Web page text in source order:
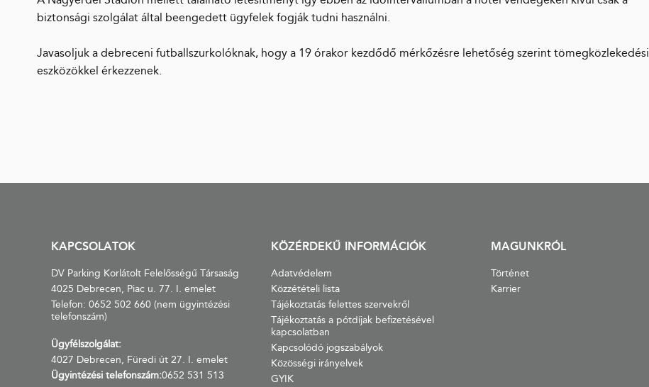
biztonsági szolgálat által beengedett ügyfelek fogják tudni használni.
Javasoljuk a debreceni futballszurkolóknak, hogy a 19 órakor kezdődő mérkőzésre lehetőség szerint tömegközlekedési
eszközökkel érkezzenek.
KAPCSOLATOK
DV Parking Korlátolt Felelősségű Társaság
4025 Debrecen, Piac u. 77. I. emelet
Telefon: 0652 502 660 (nem ügyintézési
telefonszám)
Ügyfélszolgálat:
4027 Debrecen, Füredi út 27. I. emelet
Ügyintézési telefonszám:0652 531 513
KÖZÉRDEKŰ INFORMÁCIÓK
Adatvédelem
Közzétételi lista
Tájékoztatás felettes szervekről
Tájékoztatás a pótdíjak befizetésével
kapcsolatban
Kapcsolódó jogszabályok
Közösségi irányelvek
GYIK
MAGUNKRÓL
Történet
Karrier